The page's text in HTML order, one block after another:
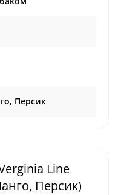
Персик
Line
Персик)